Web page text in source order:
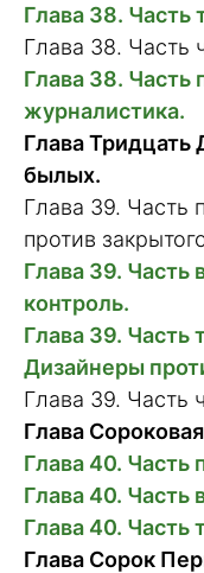
Глава 38. Часть
Глава 38. Часть
Глава 38. Часть
журналистика.
Глава Тридцать
былых.
Глава 39. Часть
против
Глава 39. Часть
контроль.
Глава 39. Часть
Дизайнеры
Глава 39. Часть
Глава
Глава 40. Часть
Глава 40. Часть
Глава 40. Часть
Глава Сорок